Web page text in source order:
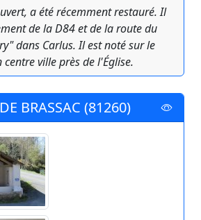
a été récemment restauré. Il
de la D84 et de la route du
dans Carlus. Il est noté sur le
ville près de l'Église.
BRASSAC (81260)